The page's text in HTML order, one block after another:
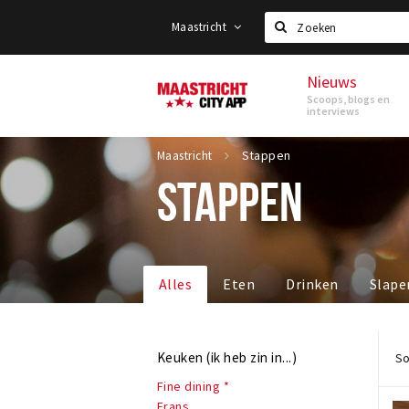
Maastricht
Zoeken
Maastricht Nieuws
Scoops, blogs en
interviews
Maastricht Stappen
STAPPEN
Alles Eten Drinken
Keuken (ik heb zin in...)
Fine dining *